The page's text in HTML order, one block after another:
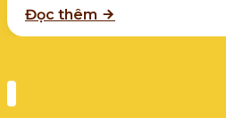
Đọc thêm